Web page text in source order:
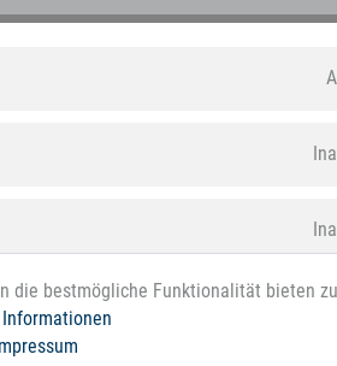
die bestmögliche Funktionalität bieten
Informationen
Impressum